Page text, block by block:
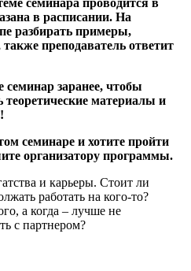
семинара проводится в
в расписании. На
разбирать примеры,
преподаватель ответит
семинар заранее, чтобы
теоретические материалы и
семинаре и хотите пройти
организатору программы.
и карьеры. Стоит ли
работать на кого-то?
а когда – лучше не
с партнером?